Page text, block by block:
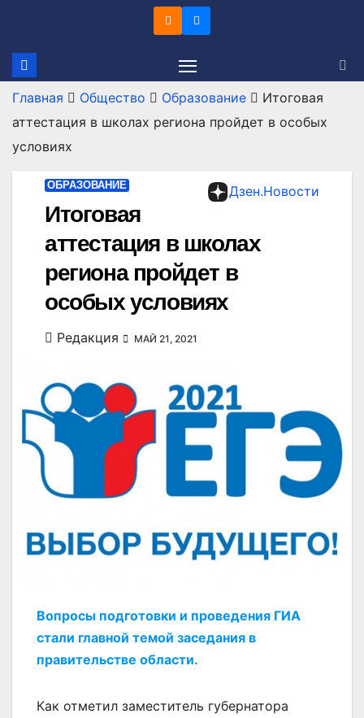
содержимому
Главная Общество Образование
Итоговая
аттестация в школах региона пройдет в особых
условиях
Дзен.Новости
ОБРАЗОВАНИЕ
Итоговая
аттестация в школах
региона пройдет в
особых условиях
Редакция МАЙ 21, 2021
Вопросы подготовки и проведения ГИА
стали главной темой заседания в
правительстве области.
Как отметил заместитель губернатора